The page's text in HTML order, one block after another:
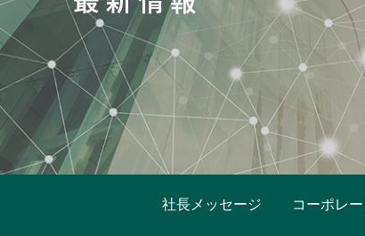
社長メッセージ コーポレ